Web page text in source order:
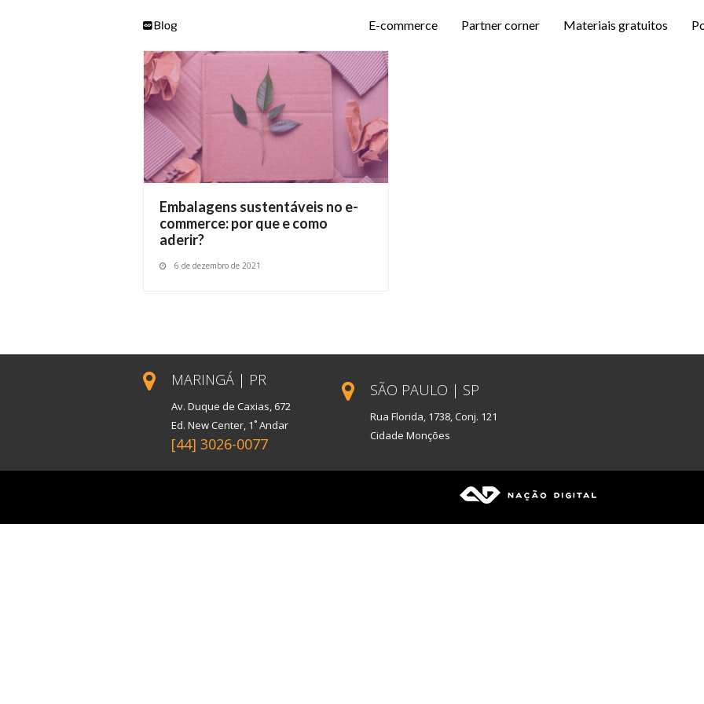
E-commerce Partner corner Materiais gratuitos
Embalagens sustentáveis no e-
commerce: por que e como
aderir?
6 de dezembro de 2021
MARINGÁ | PR
Av. Duque de Caxias, 672
Ed. New Center, 1˚ Andar
[44] 3026-0077
SÃO PAULO | SP
Rua Florida, 1738, Conj. 121
Cidade Monções